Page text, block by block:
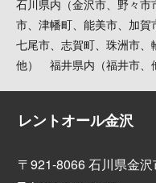
石川県内（金沢市、野々市
市、津幡町、能美市、加賀
七尾市、志賀町、珠洲市
他） 福井県内（福井市、
レントオール金沢
〒921-8066 石川県金